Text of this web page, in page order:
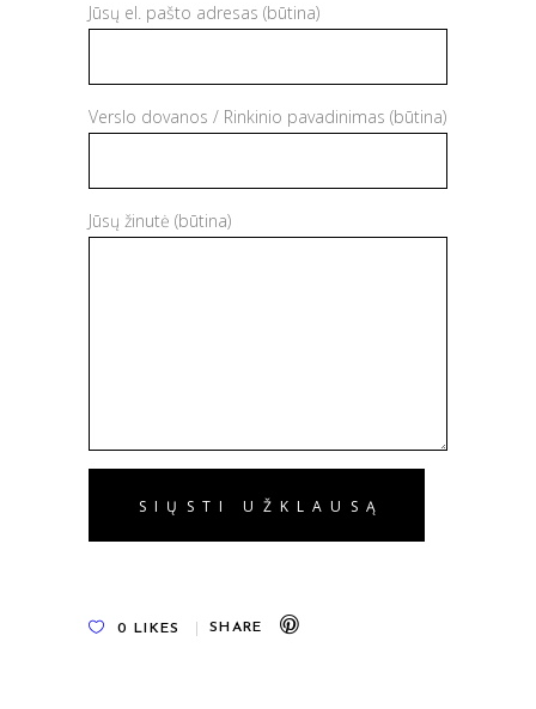
Jūsų el. pašto adresas (būtina)
Verslo dovanos / Rinkinio pavadinimas (būtina)
Jūsų žinutė (būtina)
0 LIKES